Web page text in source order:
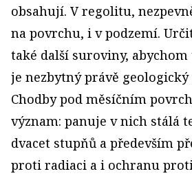
obsahují. V regolitu,
na povrchu, i v podzemí.
také další suroviny,
je nezbytný právě
Chodby pod měsíčním
význam: panuje v nich stálá
dvacet stupňů a především
proti radiaci a i ochranu